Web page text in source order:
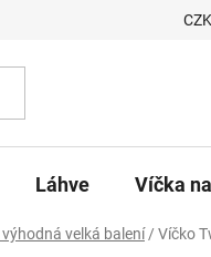
CZK
Láhve Víčka
velká balení / Víčko